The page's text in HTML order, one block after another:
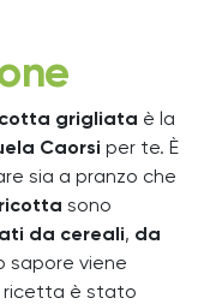
grigliata è la
Caorsi per te. È
sia a pranzo che
ricotta sono
da cereali, da
sapore viene
ricetta è stato